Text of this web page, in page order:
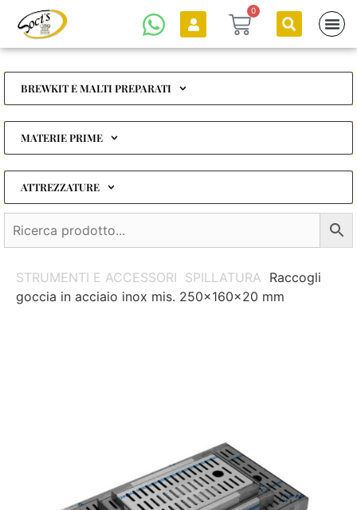
0
BREWKIT E MALTI PREPARATI
MATERIE PRIME
ATTREZZATURE
STRUMENTI E ACCESSORI SPILLATURA Raccogli
goccia in acciaio inox mis. 250x160x20 mm